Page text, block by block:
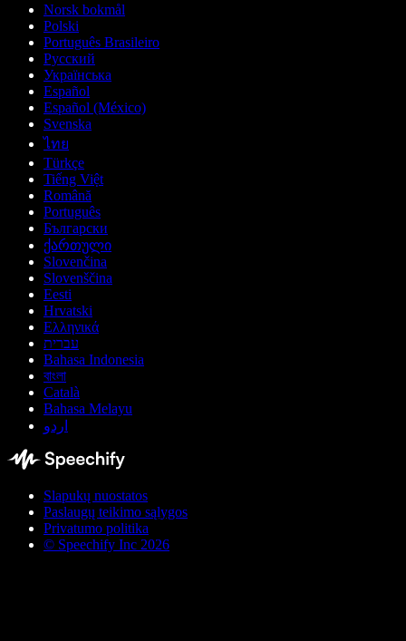
Norsk bokmål
Polski
Português Brasileiro
Русский
Українська
Español
Español (México)
Svenska
ไทย
Türkçe
Tiếng Việt
Română
Português
Български
ქართული
Slovenčina
Slovenščina
Eesti
Hrvatski
Ελληνικά
עברית
Bahasa Indonesia
বাংলা
Català
Bahasa Melayu
اردو
Slapukų nuostatos
Paslaugų teikimo sąlygos
Privatumo politika
© Speechify Inc 2026